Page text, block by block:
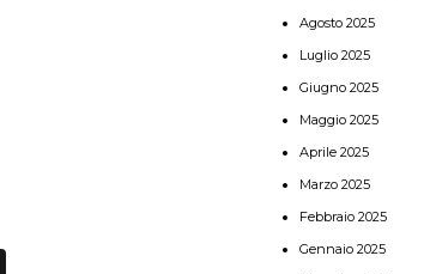
Agosto 2025
Luglio 2025
Giugno 2025
Maggio 2025
Aprile 2025
Marzo 2025
Febbraio 2025
Gennaio 2025